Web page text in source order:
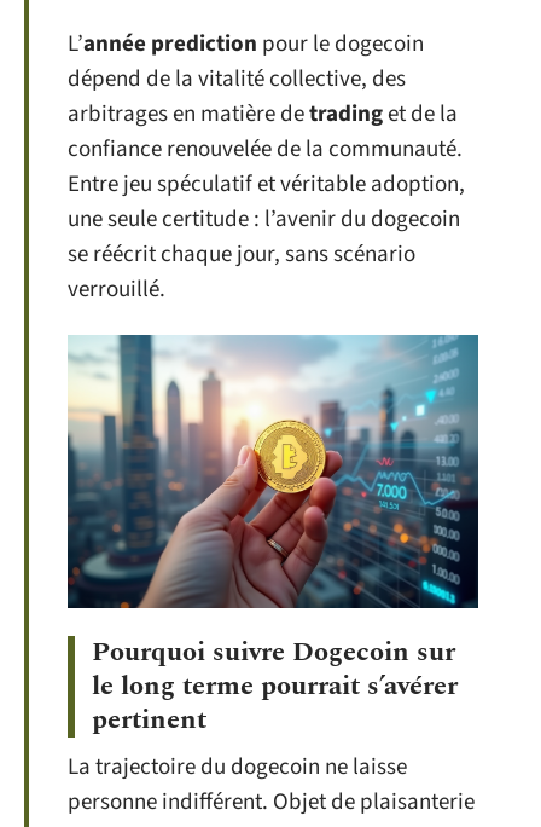
L’année prediction pour le dogecoin
dépend de la vitalité collective, des
arbitrages en matière detradinget de la
confiance renouvelée de la communauté.
Entre jeu spéculatif et véritable adoption,
une seule certitude : l’avenir du dogecoin
se réécrit chaque jour, sans scénario
verrouillé.
Pourquoi suivre Dogecoin sur
le long terme pourrait s’avérer
pertinent
La trajectoire du dogecoin ne laisse
personne indifférent. Objet de plaisanterie